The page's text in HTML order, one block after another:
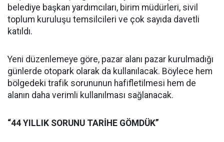
belediye başkan yardımcıları, birim müdürleri, sivil
toplum kuruluşu temsilcileri ve çok sayıda davetli
katıldı.
Yeni düzenlemeye göre, pazar alanı pazar kurulmadığı
günlerde otopark olarak da kullanılacak. Böylece hem
bölgedeki trafik sorununun hafifletilmesi hem de
alanın daha verimli kullanılması sağlanacak.
“44 YILLIK SORUNU TARİHE GÖMDÜK”